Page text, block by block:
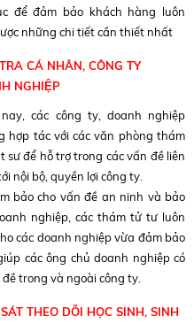
để đảm bảo khách hàng luôn
những chi tiết cần thiết nhất
CÁ NHÂN, CÔNG TY
NGHIỆP
các công ty, doanh nghiệp
hợp tác với các văn phòng thám
sư để hỗ trợ trong các vấn đề liên
nội bộ, quyền lợi công ty.
bảo cho vấn đề an ninh và bảo
nghiệp, các thám tử tư luôn
các doanh nghiệp vừa đảm bảo
các ông chủ doanh nghiệp có
trong và ngoài công ty.
THEO DÕI HỌC SINH, SINH